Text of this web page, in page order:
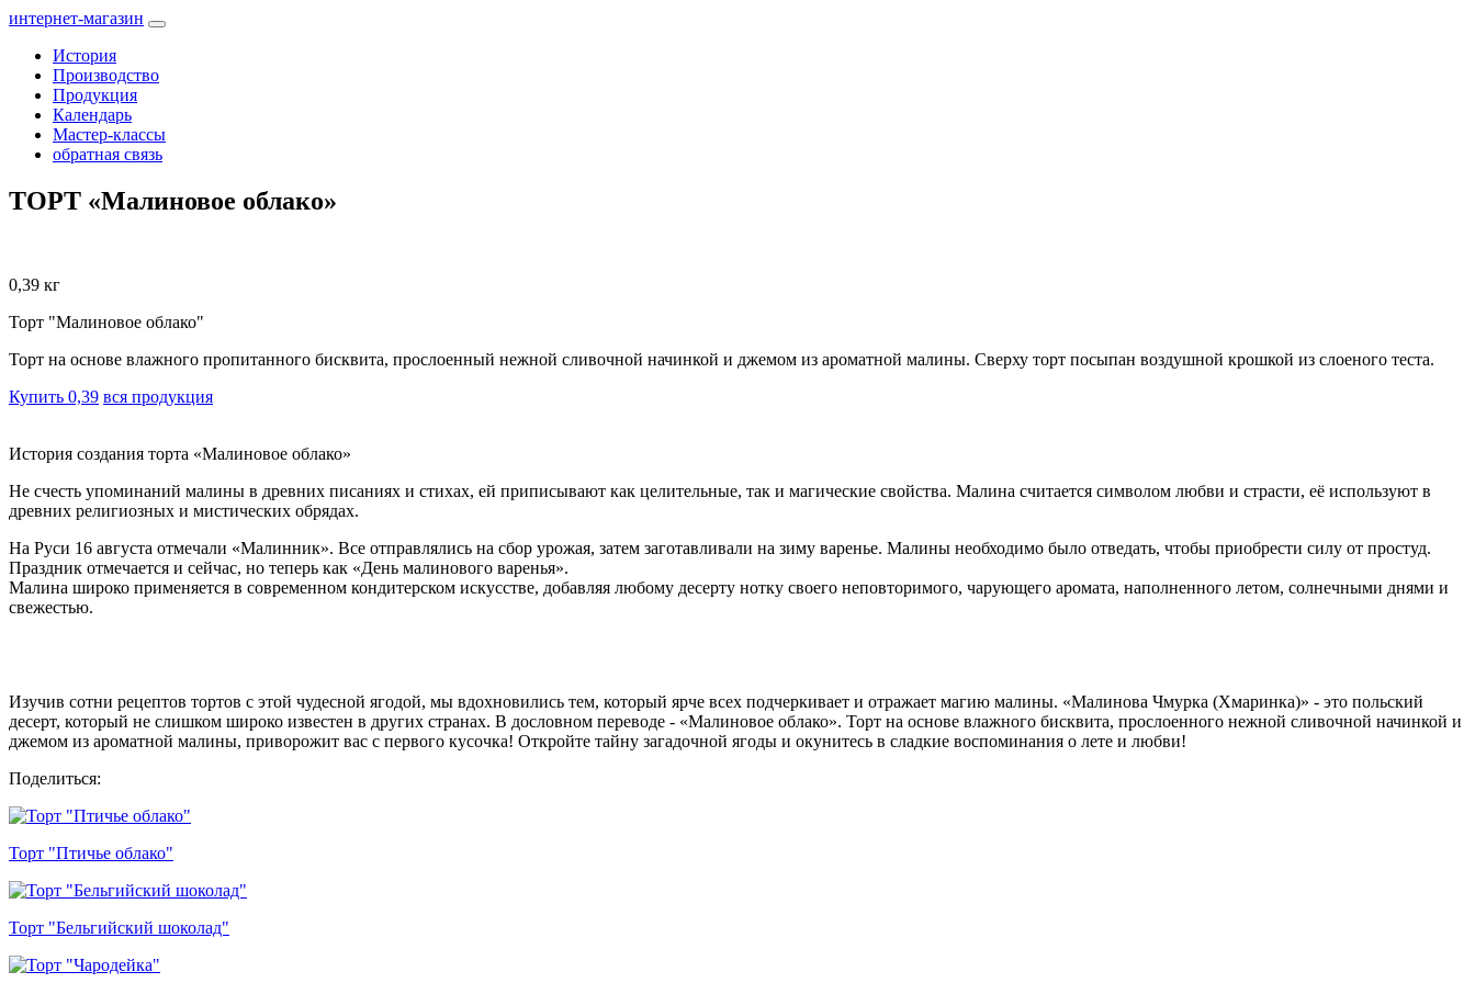
интернет-магазин
История
Производство
Продукция
Календарь
Мастер-классы
обратная связь
ТОРТ «Малиновое облако»
0,39 кг
Торт "Малиновое облако"
Торт на основе влажного пропитанного бисквита, прослоенный нежной сливочной начинкой и джемом из ароматной малины. Сверху торт посыпан воздушной крошкой из слоеного теста.
Купить 0,39 вся продукция
История создания торта «Малиновое облако»
Не счесть упоминаний малины в древних писаниях и стихах, ей приписывают как целительные, так и магические свойства. Малина считается символом любви и страсти, её используют в
древних религиозных и мистических обрядах.
На Руси 16 августа отмечали «Малинник». Все отправлялись на сбор урожая, затем заготавливали на зиму варенье. Малины необходимо было отведать, чтобы приобрести силу от простуд.
Праздник отмечается и сейчас, но теперь как «День малинового варенья».
Малина широко применяется в современном кондитерском искусстве, добавляя любому десерту нотку своего неповторимого, чарующего аромата, наполненного летом, солнечными днями и
свежестью.
Изучив сотни рецептов тортов с этой чудесной ягодой, мы вдохновились тем, который ярче всех подчеркивает и отражает магию малины. «Малинова Чмурка (Хмаринка)» - это польский
десерт, который не слишком широко известен в других странах. В дословном переводе - «Малиновое облако». Торт на основе влажного бисквита, прослоенного нежной сливочной начинкой и
джемом из ароматной малины, приворожит вас с первого кусочка! Откройте тайну загадочной ягоды и окунитесь в сладкие воспоминания о лете и любви!
Поделиться:
Торт "Птичье облако"
Торт "Бельгийский шоколад"